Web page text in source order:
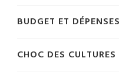
BUDGET ET DÉPENSES
CHOC DES CULTURES